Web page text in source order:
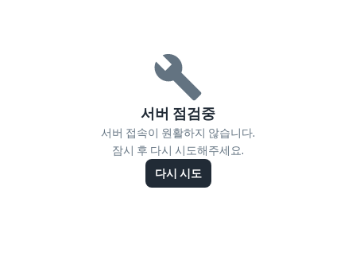
서버 점검중
서버 접속이 원활하지 않습니다.
잠시 후 다시 시도해주세요.
다시 시도